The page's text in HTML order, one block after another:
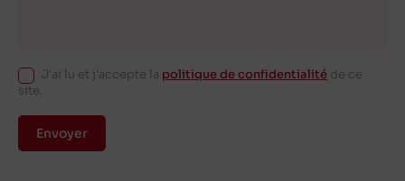
J'ai lu et j'accepte la politique de confidentialité de ce
site.
Envoyer